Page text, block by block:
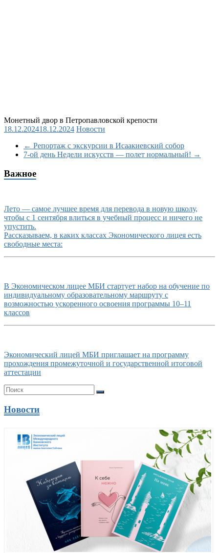
Монетный двор в Петропавловской крепости
18.12.202418.12.2024 Новости
← Репортаж с экскурсии в Исаакиевский собор
7-ой день Недели искусств — полет нормальный! →
Важное
Лето — самое лучшее время для перевода в новую школу,
чтобы с 1 сентября влиться в учебный процесс и ничего не
упустить.
Рассказываем, в каких классах Экономического лицея есть
свободные места:
В Экономическом лицее МБИ стартует набор на обучение по
индивидуальному образовательному маршруту с
возможностью ускоренного освоения программы 10–11
классов
Экономический лицей МБИ приглашает на программу
прохождения промежуточной и государственной итоговой
аттестации
Новости